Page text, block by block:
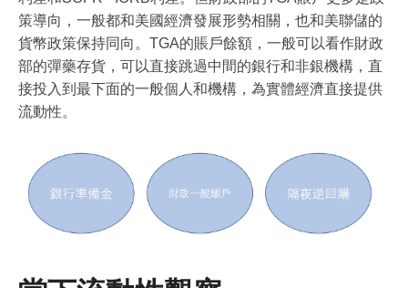
策導向，一般都和美國經濟發展形勢相關，也和美聯儲的
貨幣政策保持同向。TGA的賬戶餘額，一般可以看作財政
部的彈藥存貨，可以直接跳過中間的銀行和非銀機構，直
接投入到最下面的一般個人和機構，為實體經濟直接提供
流動性。